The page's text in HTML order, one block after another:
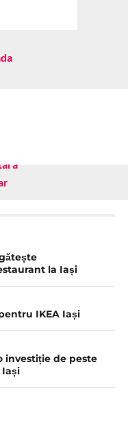
la Iași
IKEA Iași
investiție de peste